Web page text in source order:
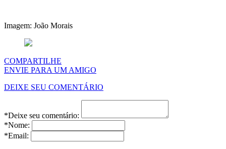
Imagem: João Morais
COMPARTILHE
ENVIE PARA UM AMIGO
DEIXE SEU COMENTÁRIO
*Deixe seu comentário:
*Nome:
*Email: